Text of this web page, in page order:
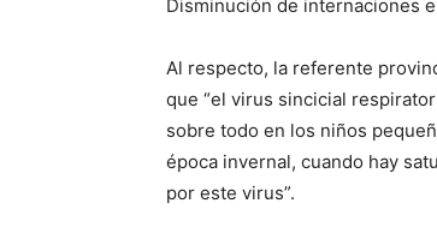
Disminución de internaciones
Al respecto, la referente
que “el virus sincicial
sobre todo en los niños
época invernal, cuando hay
por este virus”.